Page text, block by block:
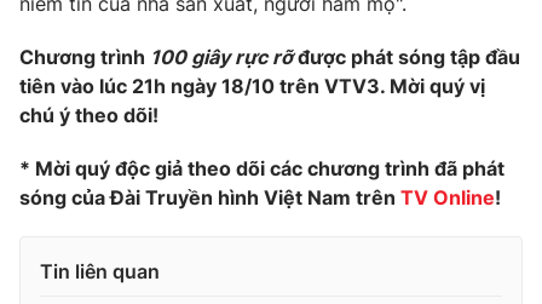
Chương trình 100 giây rực rỡđược phát sóng tập đầu
tiên vào lúc 21h ngày 18/10 trên VTV3. Mời quý vị
chú ý theo dõi!
* Mời quý độc giả theo dõi các chương trình đã phát
sóng của Đài Truyền hình Việt Nam trên TV Online!
Tin liên quan